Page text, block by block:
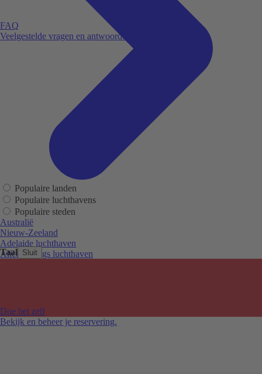
Taal Sluit
FAQ
Veelgestelde vragen en antwoorden.
Doe het zelf
Bekijk en beheer je reservering.
Populaire landen
Populaire luchthavens
Populaire steden
Australië
Nieuw-Zeeland
Adelaide luchthaven
Alice Springs luchthaven
Melbourne Tullamarine luchthaven
Perth luchthaven
Sydney luchthaven